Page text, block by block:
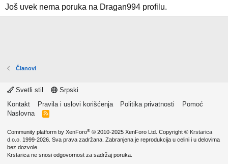
Još uvek nema poruka na Dragan994 profilu.
Članovi
Svetli stil
Srpski
Kontakt
Pravila i uslovi korišćenja Politika privatnosti
Pomoć
Naslovna
R
Community platform by XenForo® © 2010-2025 XenForo Ltd. Copyright © Krstarica
d.o.o. 1999-2026. Sva prava zadržana. Zabranjena je reprodukcija u celini i u delovima
bez dozvole.
Krstarica ne snosi odgovornost za sadržaj poruka.